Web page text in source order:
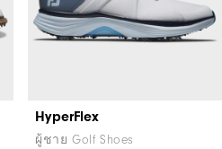
HyperFlex
ผู้ชาย Golf Shoes